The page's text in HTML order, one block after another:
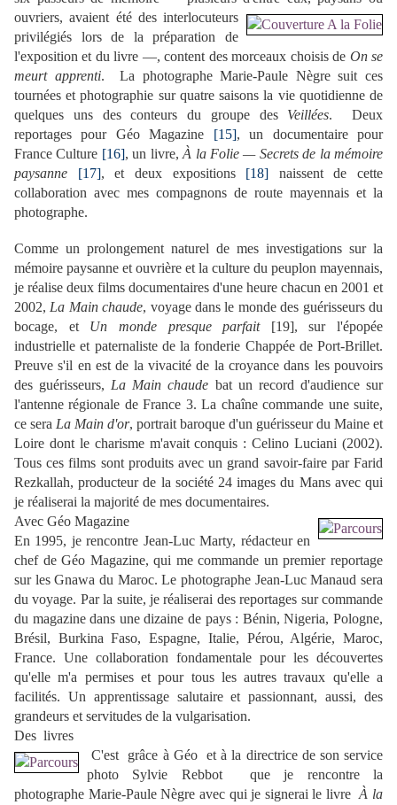
ouvriers, avaient été des interlocuteurs
privilégiés lors de la préparation de
l'exposition et du livre —, content des morceaux choisis de On se
meurt apprenti. La photographe Marie-Paule Nègre suit ces
tournées et photographie sur quatre saisons la vie quotidienne de
quelques uns des conteurs du groupe des Veillées. Deux
reportages pour Géo Magazine [15], un documentaire pour
France Culture [16], un livre,À la Folie —Secrets de la mémoire
paysanne
[17], et deux expositions [18] naissent de cette
collaboration avec mes compagnons de route mayennais et la
photographe.
Comme un prolongement naturel de mes investigations sur la
mémoire paysanne et ouvrière et la culture du peuplon mayennais,
je réalise deux films documentaires d'une heure chacun en 2001 et
2002, La Main chaude, voyage dans le monde des guérisseurs du
bocage, et Un monde presque parfait [19], sur l'épopée
industrielle et paternaliste de la fonderie Chappée de Port-Brillet.
Preuve s'il en est de la vivacité de la croyance dans les pouvoirs
des guérisseurs, La Main chaude bat un record d'audience sur
l'antenne régionale de France 3. La chaîne commande une suite,
ce sera La Main d'or, portrait baroque d'un guérisseur du Maine et
Loire dont le charisme m'avait conquis : Celino Luciani (2002).
Tous ces films sont produits avec un grand savoir-faire par Farid
Rezkallah, producteur de la société 24 images du Mans avec qui
je réaliserai la majorité de mes documentaires.
Avec Géo Magazine
En 1995, je rencontre Jean-Luc Marty, rédacteur en
chef de Géo Magazine, qui me commande un premier reportage
sur les Gnawa du Maroc. Le photographe Jean-Luc Manaud sera
du voyage. Par la suite, je réaliserai des reportages sur commande
du magazine dans une dizaine de pays : Bénin, Nigeria, Pologne,
Brésil, Burkina Faso, Espagne, Italie, Pérou, Algérie, Maroc,
France. Une collaboration fondamentale pour les découvertes
qu'elle m'a permises et pour tous les autres travaux qu'elle a
facilités. Un apprentissage salutaire et passionnant, aussi, des
grandeurs et servitudes de la vulgarisation.
Des livres
C'est
grâce à Géo
et à la directrice de son service
photo Sylvie Rebbot que je rencontre la
photographe Marie-Paule Nègre avec qui je signerai le livreÀ la